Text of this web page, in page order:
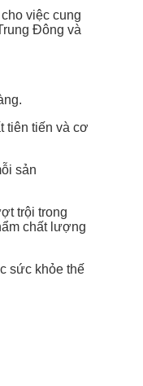
việc cung
Đông và
tiên tiến và cơ
sản
trội trong
chất lượng
sức khỏe thế